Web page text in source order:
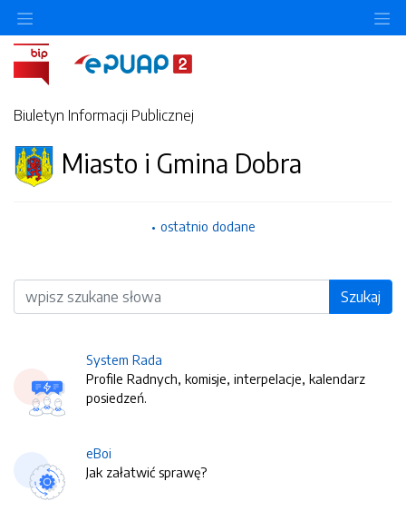
Biuletyn Informacji Publicznej
Miasto i Gmina Dobra
ostatnio dodane
Wyszukiwarka Szukaj
System Rada
Profile Radnych, komisje, interpelacje, kalendarz
posiedzeń.
eBoi
Jak załatwić sprawę?